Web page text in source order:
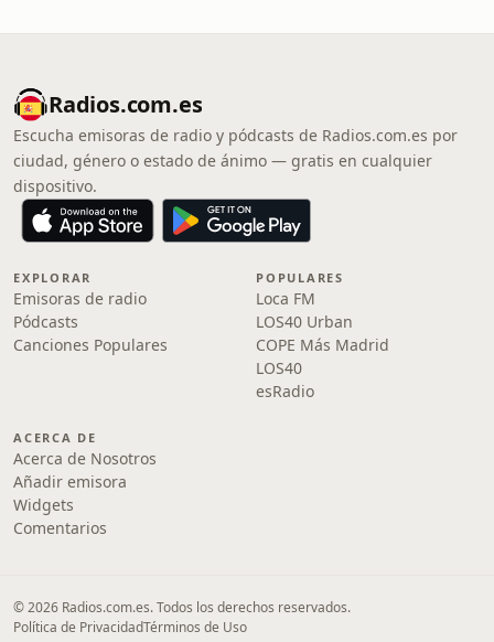
Radios.com.es
Escucha emisoras de radio y pódcasts de Radios.com.es por
ciudad, género o estado de ánimo — gratis en cualquier
dispositivo.
EXPLORAR
Emisoras de radio
Pódcasts
Canciones Populares
POPULARES
Loca FM
LOS40 Urban
COPE Más Madrid
LOS40
esRadio
ACERCA DE
Acerca de Nosotros
Añadir emisora
Widgets
Comentarios
© 2026 Radios.com.es. Todos los derechos reservados.
Política de PrivacidadTérminos de Uso